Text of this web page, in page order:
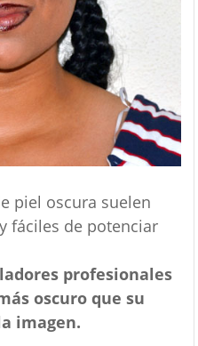
piel oscura suelen
fáciles de potenciar
profesionales
oscuro que su
imagen.